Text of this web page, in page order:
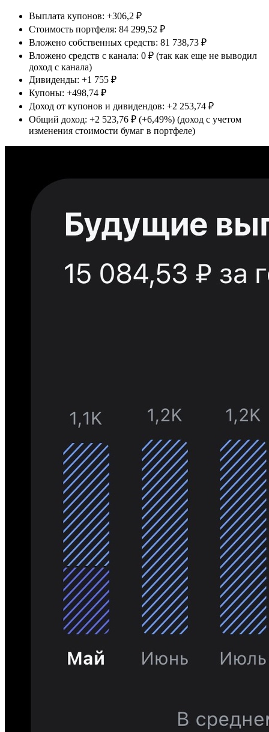
Выплата купонов: +306,2 ₽
Стоимость портфеля: 84 299,52 ₽
Вложено собственных средств: 81 738,73 ₽
Вложено средств с канала: 0 ₽ (так как еще не выводил
доход с канала)
Дивиденды: +1 755 ₽
Купоны: +498,74 ₽
Доход от купонов и дивидендов: +2 253,74 ₽
Общий доход: +2 523,76 ₽ (+6,49%) (доход с учетом
изменения стоимости бумаг в портфеле)